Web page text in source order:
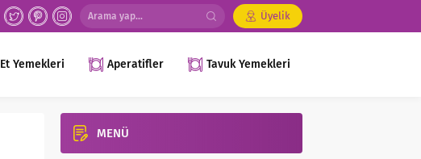
Üyelik
Et Yemekleri Aperatifler Tavuk Yemekleri
MENÜ